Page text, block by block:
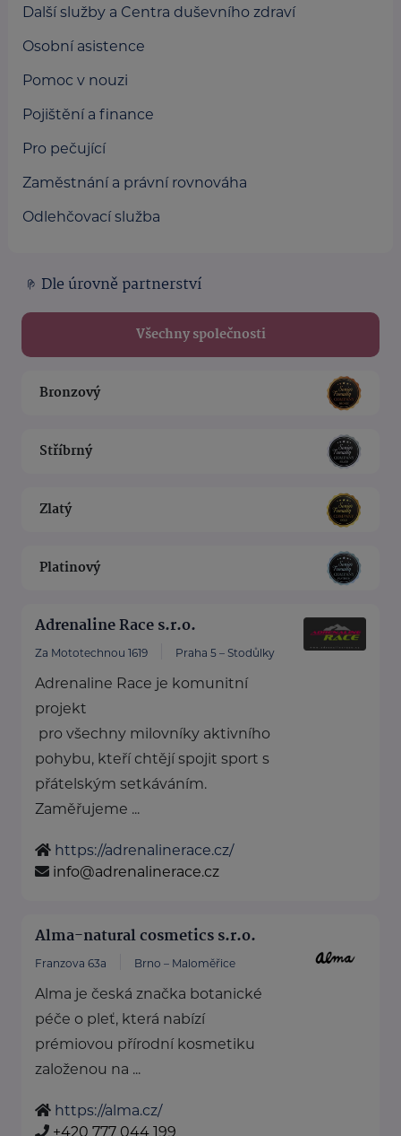
Další služby a Centra duševního zdraví
Osobní asistence
Pomoc v nouzi
Pojištění a finance
Pro pečující
Zaměstnání a právní rovnováha
Odlehčovací služba
Dle úrovně partnerství
Všechny společnosti
Bronzový
Stříbrný
Zlatý
Platinový
Adrenaline Race s.r.o.
Za Mototechnou 1619 Praha 5 – Stodůlky
Adrenaline Race je komunitní
projekt
pro všechny milovníky aktivního
pohybu, kteří chtějí spojit sport s
přátelským setkáváním.
Zaměřujeme ...
https://adrenalinerace.cz/
info@adrenalinerace.cz
Alma-natural cosmetics s.r.o.
Franzova 63a Brno – Maloměřice
Alma je česká značka botanické
péče o pleť, která nabízí
prémiovou přírodní kosmetiku
založenou na ...
https://alma.cz/
+420 777 044 199